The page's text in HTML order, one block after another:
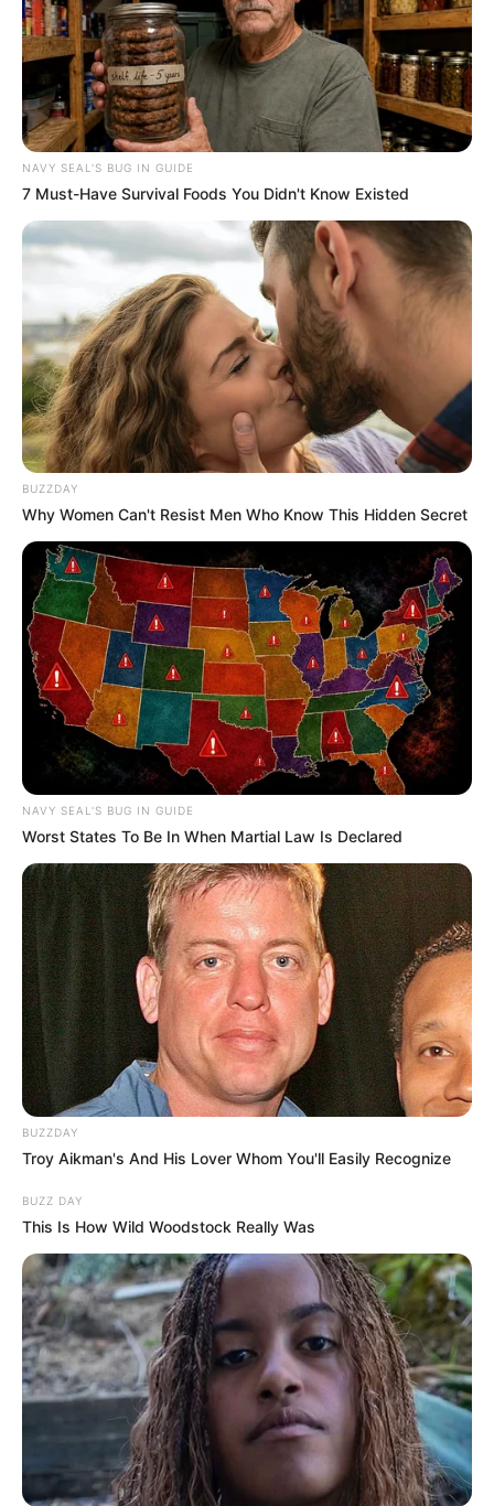
NAVY SEAL'S BUG IN GUIDE
7 Must-Have Survival Foods You Didn't Know Existed
BUZZDAY
Why Women Can't Resist Men Who Know This Hidden Secret
NAVY SEAL'S BUG IN GUIDE
Worst States To Be In When Martial Law Is Declared
BUZZDAY
Troy Aikman's And His Lover Whom You'll Easily Recognize
BUZZ DAY
This Is How Wild Woodstock Really Was